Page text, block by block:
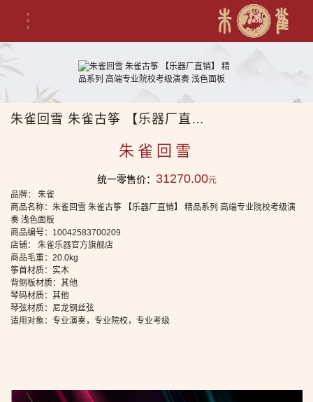
朱雀回雪 朱雀古筝 【乐器厂直销】 精品系列 高端专业院校考级演奏 浅色面板
朱雀回雪
统一零售价： 31270.00元
品牌： 朱雀
商品名称：朱雀回雪 朱雀古筝 【乐器厂直销】 精品系列 高端专业院校考级演
奏 浅色面板
商品编号：10042583700209
店铺： 朱雀乐器官方旗舰店
商品毛重：20.0kg
筝首材质：实木
背侧板材质：其他
琴码材质：其他
琴弦材质：尼龙钢丝弦
适用对象：专业演奏，专业院校，专业考级